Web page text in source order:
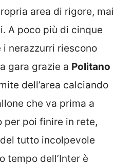
area di rigore, mai
A poco più di cinque
nerazzurri riescono
gara grazie a Politano
dell’area calciando
che va prima a
per poi finire in rete,
tutto incolpevole
tempo dell’Inter è